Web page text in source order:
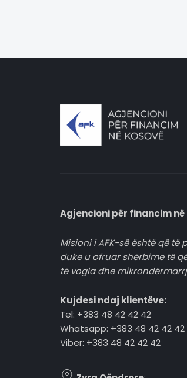
Agjencioni për financim në
Misioni i AFK-së është që të
duke u ofruar shërbime të
të vogla dhe
Kujdesi ndaj klientëve:
Tel: +383 48 42 42 42
Whatsapp: +383 48 42 42 42
Viber: +383 48 42 42 42